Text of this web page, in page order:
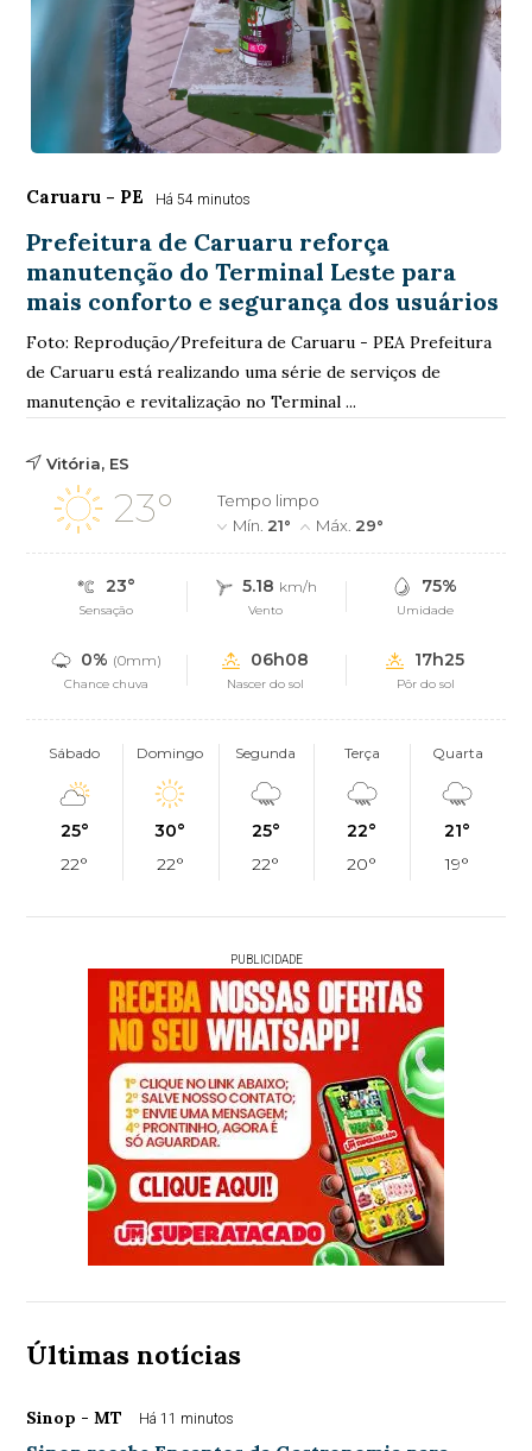
Caruaru - PE Há 54 minutos
Prefeitura de Caruaru reforça
manutenção do Terminal Leste para
mais conforto e segurança dos usuários
Foto: Reprodução/Prefeitura de Caruaru - PEA Prefeitura
de Caruaru está realizando uma série de serviços de
manutenção e revitalização no Terminal ...
Vitória, ES
23°
Tempo limpo
Mín. 21° Máx. 29°
23°
Sensação
5.18 km/h
Vento
75%
Umidade
0% (0mm)
Chance chuva
06h08
Nascer do sol
17h25
Pôr do sol
Sábado
25°
22°
Domingo
30°
22°
Segunda
25°
22°
Terça
22°
20°
Quarta
21°
19°
PUBLICIDADE
Últimas notícias
Sinop - MT Há 11 minutos